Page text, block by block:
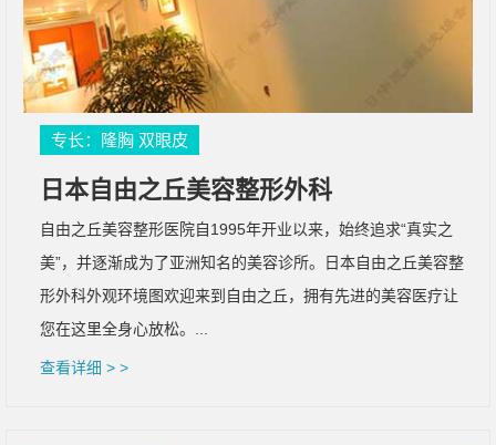
专长：隆胸 双眼皮
日本自由之丘美容整形外科
自由之丘美容整形医院自1995年开业以来，始终追求“真实之
美”，并逐渐成为了亚洲知名的美容诊所。日本自由之丘美容整
形外科外观环境图欢迎来到自由之丘，拥有先进的美容医疗让
您在这里全身心放松。...
查看详细 > >